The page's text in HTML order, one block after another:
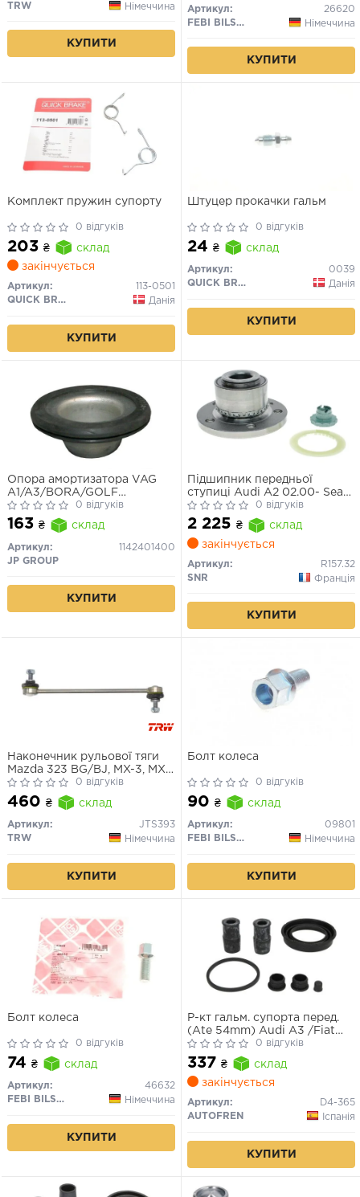
TRW
Німеччина
КУПИТИ
Артикул:
26620
FEBI BILSTEIN
Німеччина
КУПИТИ
Комплект пружин супорту
0 відгуків
203 ₴
склад
закінчується
Артикул:
113-0501
QUICK BRAKE
Данія
КУПИТИ
Штуцер прокачки гальм
0 відгуків
24 ₴ склад
Артикул:
0039
QUICK BRAKE
Данія
КУПИТИ
Опора амортизатора VAG
A1/A3/BORA/GOLF
IV/OCTAVIA/POLO/TT 10-
передн.
0 відгуків
163 ₴ склад
Артикул:
1142401400
JP GROUP
КУПИТИ
Пiдшипник передньої
ступицi Audi A2 02.00- Seat
Ibiza 02.02- Skoda Fabia
08.99- VW Fox/Polo 10.01-
0 відгуків
2 225 ₴
склад
закінчується
Артикул:
R157.32
SNR
Франція
КУПИТИ
Наконечник рульової тяги
Mazda 323 BG/BJ, MX-3, MX-
6
0 відгуків
460 ₴ склад
Артикул:
JTS393
TRW
Німеччина
КУПИТИ
Болт колеса
0 відгуків
90 ₴ склад
Артикул:
09801
FEBI BILSTEIN
Німеччина
КУПИТИ
Болт колеса
0 відгуків
74 ₴ склад
Артикул:
46632
FEBI BILSTEIN
Німеччина
КУПИТИ
Р-кт гальм. супорта перед.
(Ate 54mm) Audi A3 /Fiat
Panda /Ford Fiesta, Fusion,
Focus /VW Caddy III, Golf V-
VI, Jetta III, Passat, Touran
0 відгуків
337 ₴
склад
закінчується
Артикул:
D4-365
AUTOFREN
Іспанія
КУПИТИ